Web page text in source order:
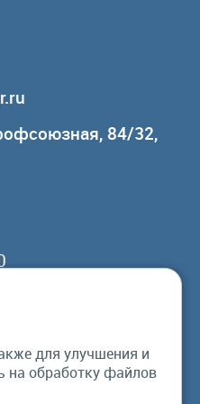
84/32,
Все права
для улучшения и
на обработку файлов